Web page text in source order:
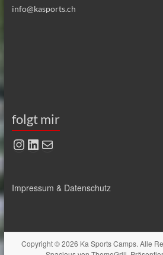
info@kasports.ch
folgt mir
Instagram
LinkedIn
E-Mail
Impressum & Datenschutz
Copyright © 2026 Ka Sports Camps. Alle